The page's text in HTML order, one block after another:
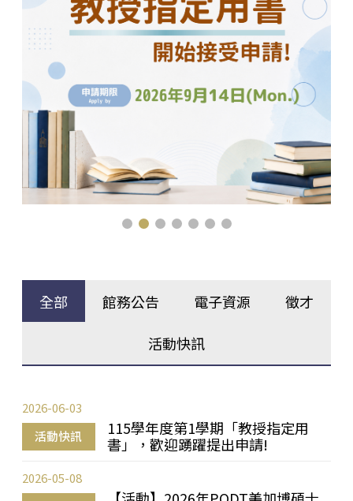
全部 館務公告 電子資源 徵才
活動快訊
活動快訊
115學年度第1學期「教授指定用
書」，歡迎踴躍提出申請!
2026-06-03
2026-05-08